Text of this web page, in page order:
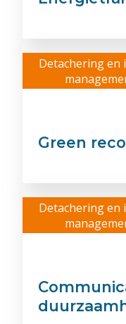
Detachering en
12 jul 2020doorHak
Green
Detachering en
25 nov 2019door